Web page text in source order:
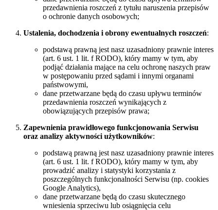
przedawnienia roszczeń z tytułu naruszenia przepisów
o ochronie danych osobowych;
Ustalenia, dochodzenia i obrony ewentualnych roszczeń:
podstawą prawną jest nasz uzasadniony prawnie interes
(art. 6 ust. 1 lit. f RODO), który mamy w tym, aby
podjąć działania mające na celu ochronę naszych praw
w postępowaniu przed sądami i innymi organami
państwowymi,
dane przetwarzane będą do czasu upływu terminów
przedawnienia roszczeń wynikających z
obowiązujących przepisów prawa;
Zapewnienia prawidłowego funkcjonowania Serwisu
oraz analizy aktywności użytkowników:
podstawą prawną jest nasz uzasadniony prawnie interes
(art. 6 ust. 1 lit. f RODO), który mamy w tym, aby
prowadzić analizy i statystyki korzystania z
poszczególnych funkcjonalności Serwisu (np. cookies
Google Analytics),
dane przetwarzane będą do czasu skutecznego
wniesienia sprzeciwu lub osiągnięcia celu